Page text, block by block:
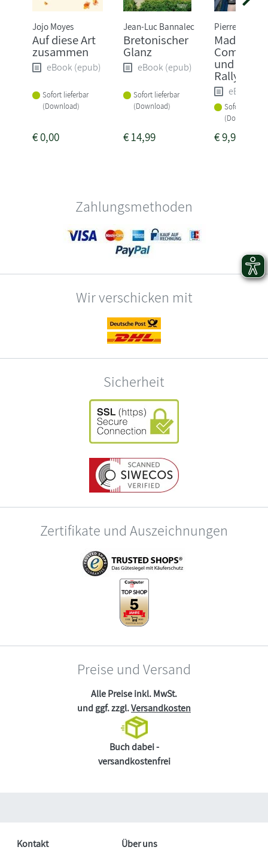
Jojo Moyes
Auf diese Art
zusammen
eBook (epub)
Sofort lieferbar
(Download)
€0,00
Jean-Luc Bannalec
Bretonischer
Glanz
eBook (epub)
Sofort lieferbar
(Download)
€14,99
Pierre Martin
Madame
und die
Rallye
eBook
Sofort
(Download)
€9,99
Zahlungsmethoden
Wir verschicken mit
Sicherheit
Zertifikate und Auszeichnungen
Preise und Versand
Alle Preise inkl. MwSt.
und ggf. zzgl.Versandkosten
Buch dabei -
versandkostenfrei
Kontakt Über uns